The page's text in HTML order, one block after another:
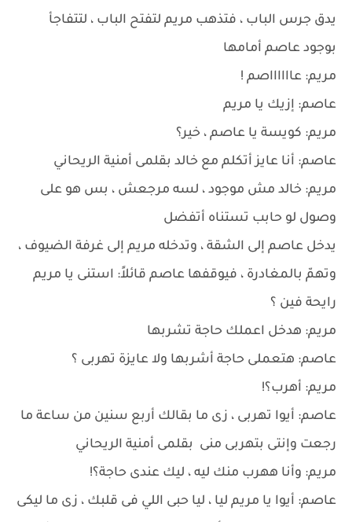
يدق جرس الباب ، فتذهب مريم لتفتح الباب ، لتتفاجأ
بوجود عاصم أمامها
مريم: عااااااصم !
عاصم: إزيك يا مريم
مريم: كويسة يا عاصم ، خير؟
عاصم: أنا عايز أتكلم مع خالد بقلمى أمنية الريحاني
مريم: خالد مش موجود ، لسه مرجعش ، بس هو على
وصول لو حابب تستناه أتفضل
يدخل عاصم إلى الشقة ، وتدخله مريم إلى غرفة الضيوف ،
وتهمّ بالمغادرة ، فيوقفها عاصم قائلاً: استنى يا مريم
رايحة فين ؟
مريم: هدخل اعملك حاجة تشربها
عاصم: هتعملى حاجة أشربها ولا عايزة تهربى ؟
مريم: أهرب؟!
عاصم: أيوا تهربى ، زى ما بقالك أربع سنين من ساعة ما
رجعت وإنتى بتهربى منى بقلمى أمنية الريحاني
مريم: وأنا ههرب منك ليه ، ليك عندى حاجة؟!
عاصم: أيوا يا مريم ليا ، ليا حبى اللي فى قلبك ، زى ما ليكى